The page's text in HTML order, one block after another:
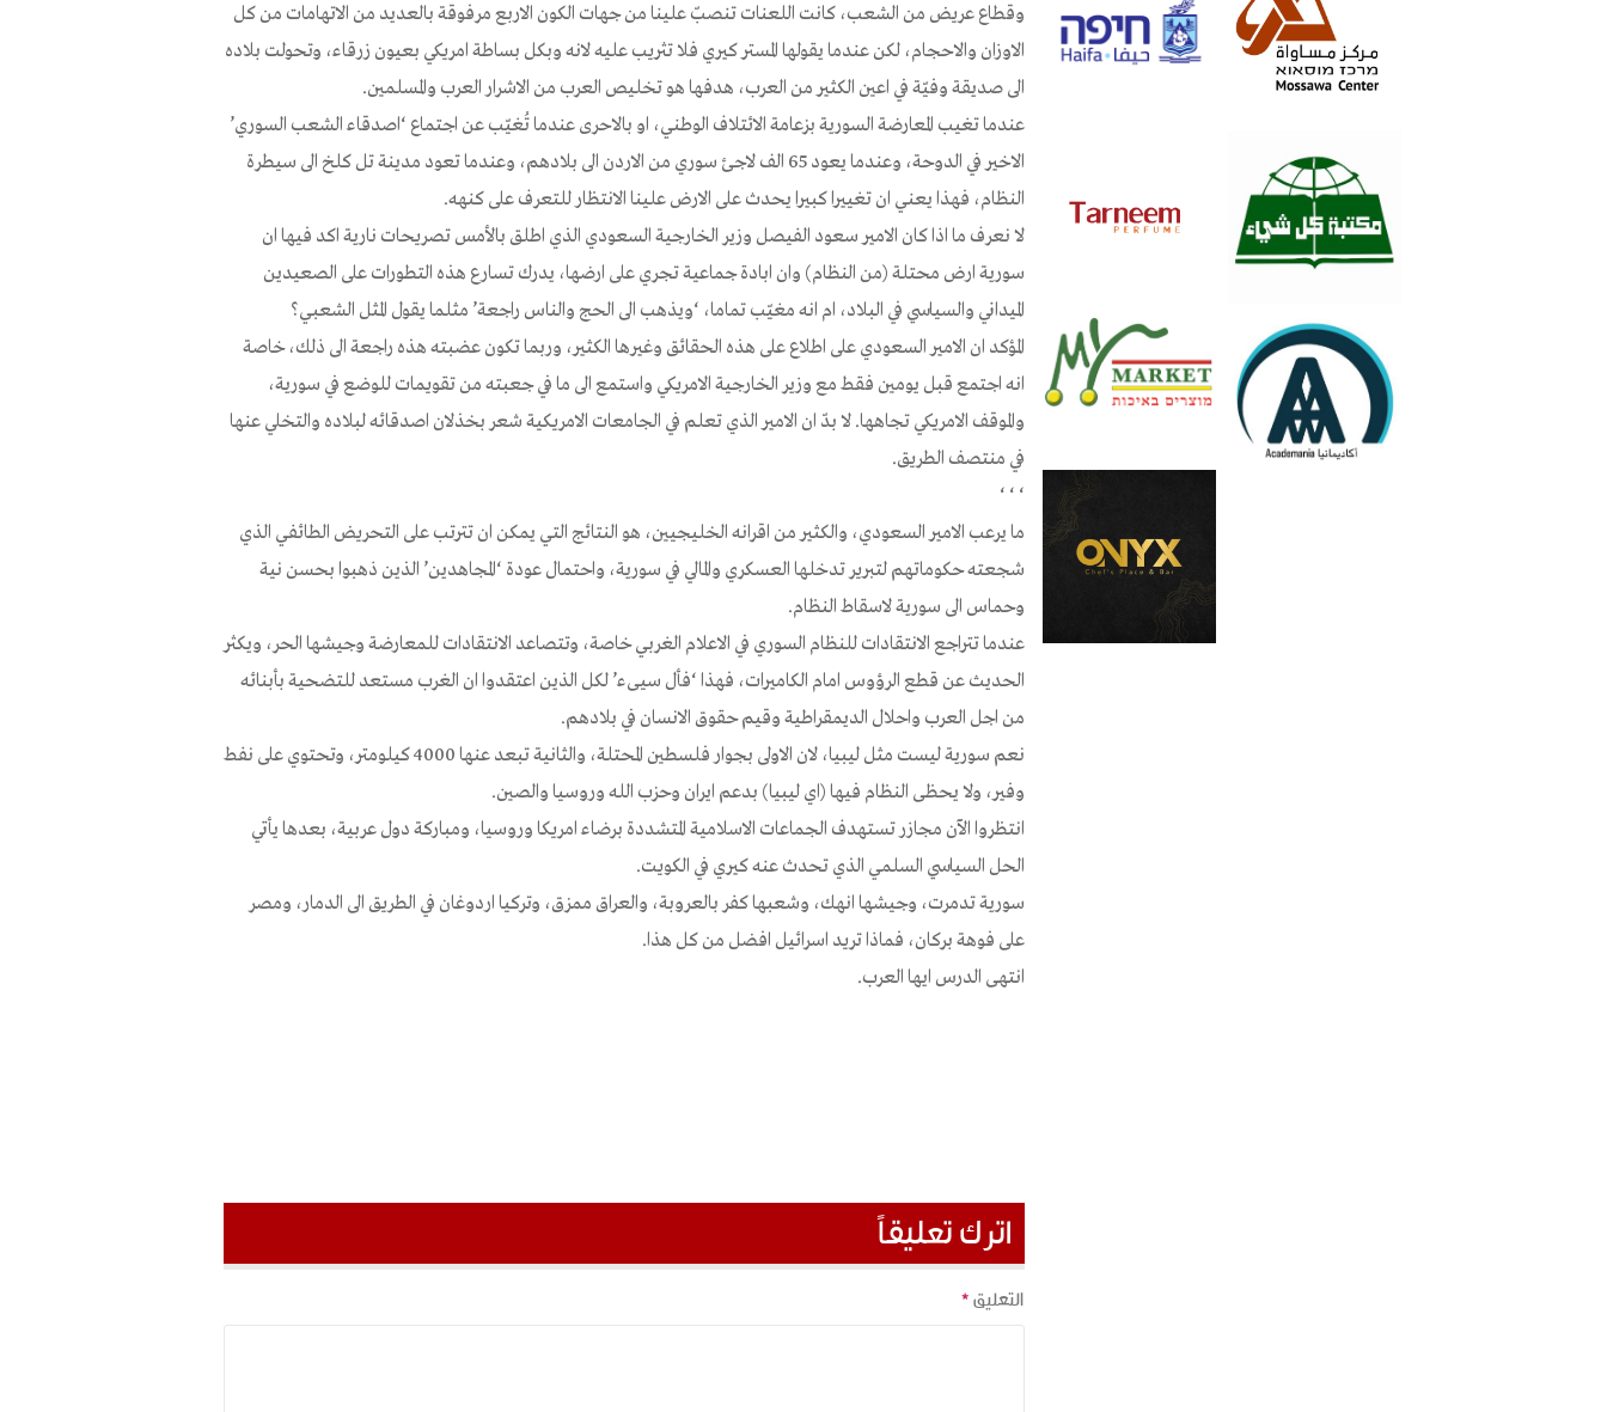
وقطاع عريض من الشعب، كانت اللعنات تنصبّ علينا من جهات الكون الاربع مرفوقة بالعديد من الاتهامات من كل
الاوزان والاحجام، لكن عندما يقولها المستر كيري فلا تثريب عليه لانه وبكل بساطة امريكي بعيون زرقاء، وتحولت بلاده
الى صديقة وفيّة في اعين الكثير من العرب، هدفها هو تخليص العرب من الاشرار العرب والمسلمين.
عندما تغيب المعارضة السورية بزعامة الائتلاف الوطني، او بالاحرى عندما تُغيّب عن اجتماع ‘اصدقاء الشعب السوري’
الاخير في الدوحة، وعندما يعود 65 الف لاجئ سوري من الاردن الى بلادهم، وعندما تعود مدينة تل كلخ الى سيطرة
النظام، فهذا يعني ان تغييرا كبيرا يحدث على الارض علينا الانتظار للتعرف على كنهه.
لا نعرف ما اذا كان الامير سعود الفيصل وزير الخارجية السعودي الذي اطلق بالأمس تصريحات نارية اكد فيها ان
سورية ارض محتلة (من النظام) وان ابادة جماعية تجري على ارضها، يدرك تسارع هذه التطورات على الصعيدين
الميداني والسياسي في البلاد، ام انه مغيّب تماما، ‘ويذهب الى الحج والناس راجعة’ مثلما يقول المثل الشعبي؟
المؤكد ان الامير السعودي على اطلاع على هذه الحقائق وغيرها الكثير، وربما تكون عضبته هذه راجعة الى ذلك، خاصة
انه اجتمع قبل يومين فقط مع وزير الخارجية الامريكي واستمع الى ما في جعبته من تقويمات للوضع في سورية،
والموقف الامريكي تجاهها. لا بدّ ان الامير الذي تعلم في الجامعات الامريكية شعر بخذلان اصدقائه لبلاده والتخلي عنها
في منتصف الطريق.
‘ ‘ ‘
ما يرعب الامير السعودي، والكثير من اقرانه الخليجيين، هو النتائج التي يمكن ان تترتب على التحريض الطائفي الذي
شجعته حكوماتهم لتبرير تدخلها العسكري والمالي في سورية، واحتمال عودة ‘المجاهدين’ الذين ذهبوا بحسن نية
وحماس الى سورية لاسقاط النظام.
عندما تتراجع الانتقادات للنظام السوري في الاعلام الغربي خاصة، وتتصاعد الانتقادات للمعارضة وجيشها الحر، ويكثر
الحديث عن قطع الرؤوس امام الكاميرات، فهذا ‘فأل سيىء’ لكل الذين اعتقدوا ان الغرب مستعد للتضحية بأبنائه
من اجل العرب واحلال الديمقراطية وقيم حقوق الانسان في بلادهم.
نعم سورية ليست مثل ليبيا، لان الاولى بجوار فلسطين المحتلة، والثانية تبعد عنها 4000 كيلومتر، وتحتوي على نفط
وفير، ولا يحظى النظام فيها (اي ليبيا) بدعم ايران وحزب الله وروسيا والصين.
انتظروا الآن مجازر تستهدف الجماعات الاسلامية المتشددة برضاء امريكا وروسيا، ومباركة دول عربية، بعدها يأتي
الحل السياسي السلمي الذي تحدث عنه كيري في الكويت.
سورية تدمرت، وجيشها انهك، وشعبها كفر بالعروبة، والعراق ممزق، وتركيا اردوغان في الطريق الى الدمار، ومصر
على فوهة بركان، فماذا تريد اسرائيل افضل من كل هذا.
انتهى الدرس ايها العرب.
اترك تعليقاً
التعليق*